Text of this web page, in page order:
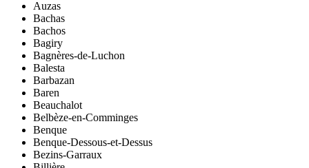
Auzas
Bachas
Bachos
Bagiry
Bagnères-de-Luchon
Balesta
Barbazan
Baren
Beauchalot
Belbèze-en-Comminges
Benque
Benque-Dessous-et-Dessus
Bezins-Garraux